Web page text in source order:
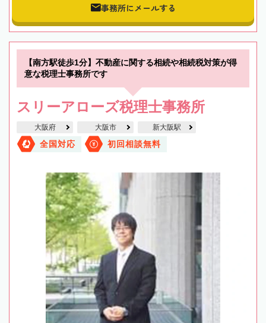
事務所にメールする
【南方駅徒歩1分】不動産に関する相続や相続税対策が得
意な税理士事務所です
スリーアローズ税理士事務所
大阪府 大阪市 新大阪駅
全国対応 初回相談無料